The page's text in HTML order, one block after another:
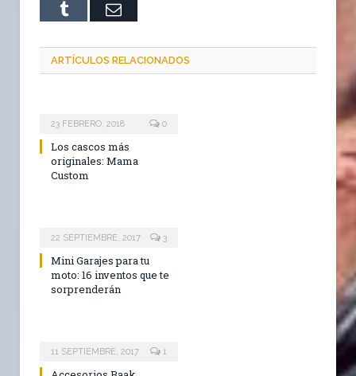
Tumblr Email
ARTÍCULOS RELACIONADOS
23 FEBRERO, 2018 0
Los cascos más
originales: Mama
Custom
22 SEPTIEMBRE, 2017 3
Mini Garajes para tu
moto: 16 inventos que te
sorprenderán
11 SEPTIEMBRE, 2017 1